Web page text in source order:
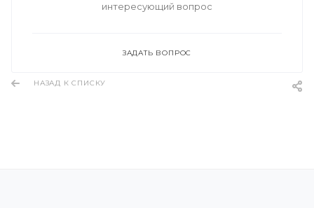
интересующий вопрос
ЗАДАТЬ ВОПРОС
НАЗАД К СПИСКУ